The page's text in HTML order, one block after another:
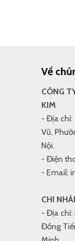
Về
CÔNG
KIM
- Địa chỉ:
Vũ,
Nội.
- Điện
- Email:
CHI
- Địa chỉ:
Đồng